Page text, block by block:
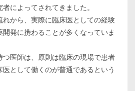
によってされてきました。
から、実際に臨床医としての経験
発に携わることが多くなっていま
つ医師は、原則は臨床の現場で患者
として働くのが普通であるという